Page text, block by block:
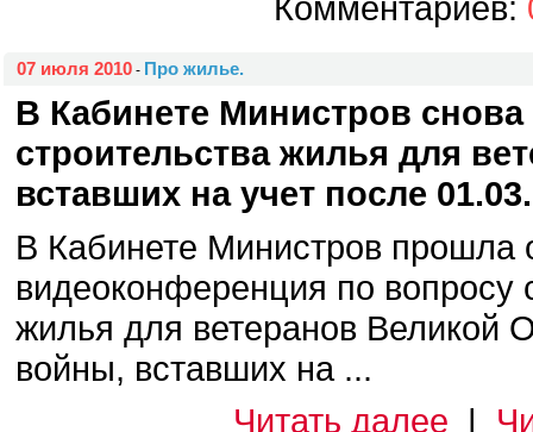
Комментариев:
07 июля 2010 - Про жилье.
В Кабинете Министров
строительства жилья для
вставших на учет после
В Кабинете Министров прошла
видеоконференция по вопросу
жилья для ветеранов Великой
войны, вставших на ...
Читать далее |